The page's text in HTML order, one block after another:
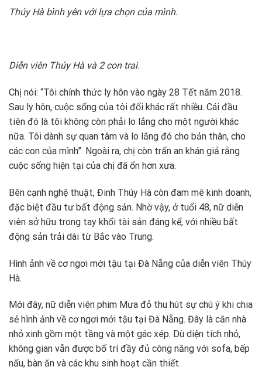
Thúy Hà bình yên với lựa chọn của mình.
Diễn viên Thúy Hà và 2 con trai.
Chị nói: “Tôi chính thức ly hôn vào ngày 28 Tết năm 2018.
Sau ly hôn, cuộc sống của tôi đổi khác rất nhiều. Cái đầu
tiên đó là tôi không còn phải lo lắng cho một người khác
nữa. Tôi dành sự quan tâm và lo lắng đó cho bản thân, cho
các con của mình”. Ngoài ra, chị còn trấn an khán giả rằng
cuộc sống hiện tại của chị đã ổn hơn xưa.
Bên cạnh nghệ thuật, Đinh Thúy Hà còn đam mê kinh doanh,
đặc biệt đầu tư bất động sản. Nhờ vậy, ở tuổi 48, nữ diễn
viên sở hữu trong tay khối tài sản đáng kể, với nhiều bất
động sản trải dài từ Bắc vào Trung.
Hình ảnh về cơ ngơi mới tậu tại Đà Nẵng của diễn viên Thúy
Hà.
Mới đây, nữ diễn viên phim Mưa đỏ thu hút sự chú ý khi chia
sẻ hình ảnh về cơ ngơi mới tậu tại Đà Nẵng. Đây là căn nhà
nhỏ xinh gồm một tầng và một gác xép. Dù diện tích nhỏ,
không gian vẫn được bố trí đầy đủ công năng với sofa, bếp
nấu, bàn ăn và các khu sinh hoạt cần thiết.